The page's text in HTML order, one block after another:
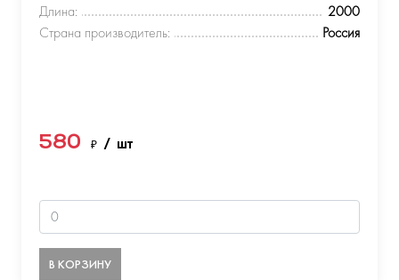
Длина:
2000
Страна производитель:
Россия
580 ₽ / шт
В КОРЗИНУ